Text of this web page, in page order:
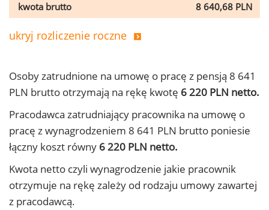
kwota brutto
8 640,68 PLN
ukryj rozliczenie roczne
Osoby zatrudnione na umowę o pracę z pensją 8 641
PLN brutto otrzymają na rękę kwotę 6 220 PLN netto.
Pracodawca zatrudniający pracownika na umowę o
pracę z wynagrodzeniem 8 641 PLN brutto poniesie
łączny koszt równy 6 220 PLN netto.
Kwota netto czyli wynagrodzenie jakie pracownik
otrzymuje na rękę zależy od rodzaju umowy zawartej
z pracodawcą.